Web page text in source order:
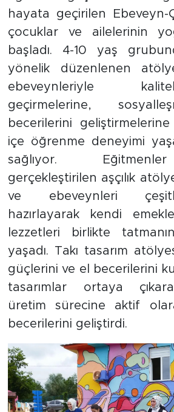
hayata geçirilen Ebeveyn-
çocuklar ve ailelerinin
başladı. 4-10 yaş
yönelik düzenlenen
ebeveynleriyle
geçirmelerine,
becerilerini
içe öğrenme deneyimi
sağlıyor.
gerçekleştirilen aşçılık
ve ebeveynleri
hazırlayarak kendi
lezzetleri birlikte
yaşadı. Takı tasarım
güçlerini ve el becerilerini
tasarımlar ortaya
üretim sürecine aktif
becerilerini geliştirdi.